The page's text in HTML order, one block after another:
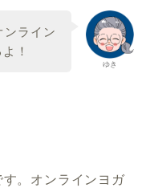
ゆき
ンライン
！
す。オンラインヨガ